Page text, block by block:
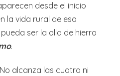
desde el inicio
la vida rural de esa
ser la olla de hierro
.
alcanza las cuatro ni